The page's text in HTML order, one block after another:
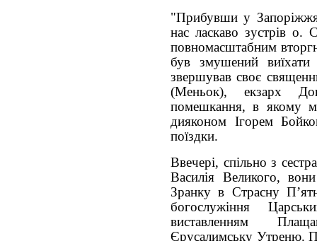
"Прибувши у
нас ласкаво зустрів о.
повномасштабним
був змушений
звершував своє
(Меньок), екзарх
помешкання, в якому
дияконом Ігорем
поїздки.
Ввечері, спільно з
Василія Великого,
Зранку в Страсну
богослужіння
виставленням
Єрусалимську Утреню.